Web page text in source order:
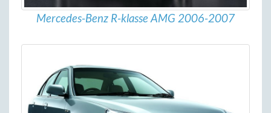
Mercedes-Benz R-klasse AMG 2006-2007